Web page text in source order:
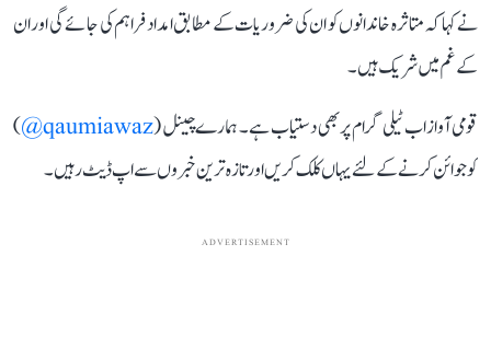
نے کہا کہ متاثرہ خاندانوں کو ان کی ضروریات کے مطابق امداد فراہم کی جائے گی اور ان
کے غم میں شریک ہیں۔
قومی آواز اب ٹیلی گرام پر بھی دستیاب ہے۔ ہمارے چینل (qaumiawaz@
)
کو جوائن کرنے کے لئے یہاں کلک کریں اور تازہ ترین خبروں سے اپ ڈیٹ رہیں۔
ADVERTISEMENT